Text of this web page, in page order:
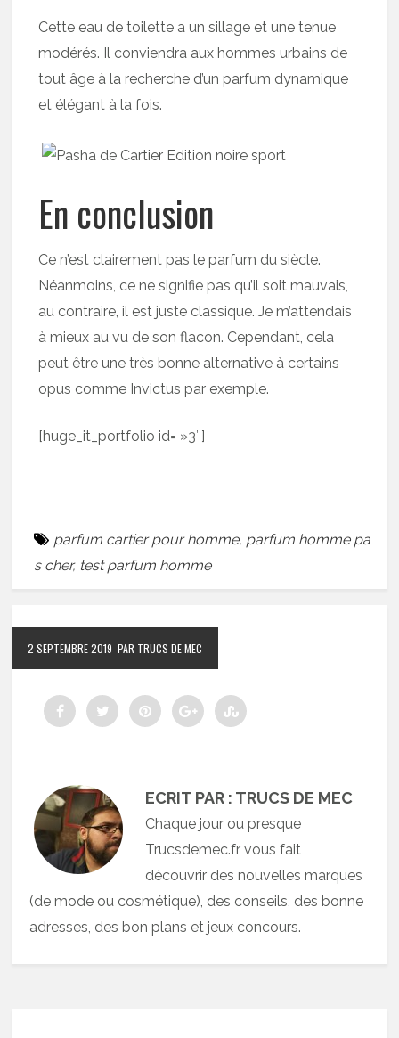
Cette eau de toilette a un sillage et une tenue
modérés. Il conviendra aux hommes urbains de
tout âge à la recherche d’un parfum dynamique
et élégant à la fois.
En conclusion
Ce n’est clairement pas le parfum du siècle.
Néanmoins, ce ne signifie pas qu’il soit mauvais,
au contraire, il est juste classique. Je m’attendais
à mieux au vu de son flacon. Cependant, cela
peut être une très bonne alternative à certains
opus comme Invictus par exemple.
[huge_it_portfolio id= »3″]
parfum cartier pour homme, parfum homme pa
s cher, test parfum homme
2 SEPTEMBRE 2019 PAR TRUCS DE MEC
ECRIT PAR : TRUCS DE MEC
Chaque jour ou presque
Trucsdemec.fr vous fait
découvrir des nouvelles marques
(de mode ou cosmétique), des conseils, des bonne
adresses, des bon plans et jeux concours.